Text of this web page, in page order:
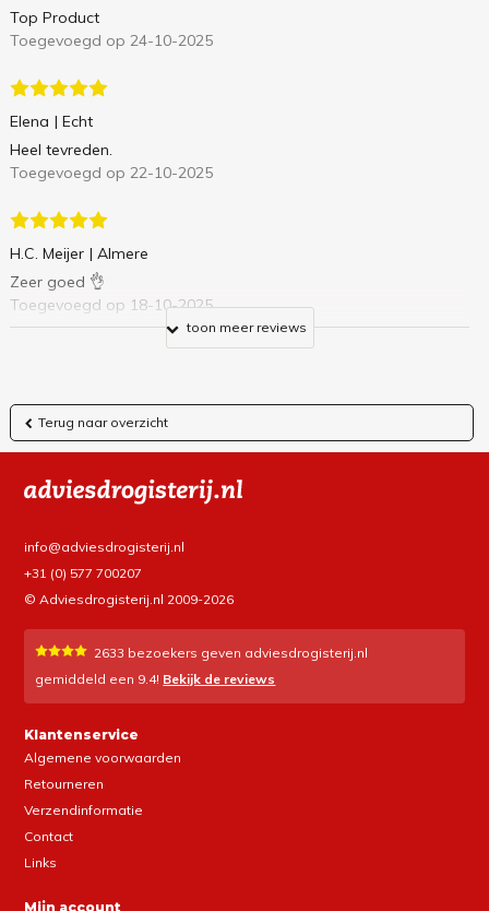
Top Product
Toegevoegd op 24-10-2025
Elena | Echt
Heel tevreden.
Toegevoegd op 22-10-2025
H.C. Meijer | Almere
Zeer goed 👌
Toegevoegd op 18-10-2025
toon meer reviews
Terug naar overzicht
info@adviesdrogisterij.nl
+31 (0) 577 700207
© Adviesdrogisterij.nl 2009-2026
2633 bezoekers geven adviesdrogisterij.nl
gemiddeld een 9.4! Bekijk de reviews
Klantenservice
Algemene voorwaarden
Retourneren
Verzendinformatie
Contact
Links
Mijn account